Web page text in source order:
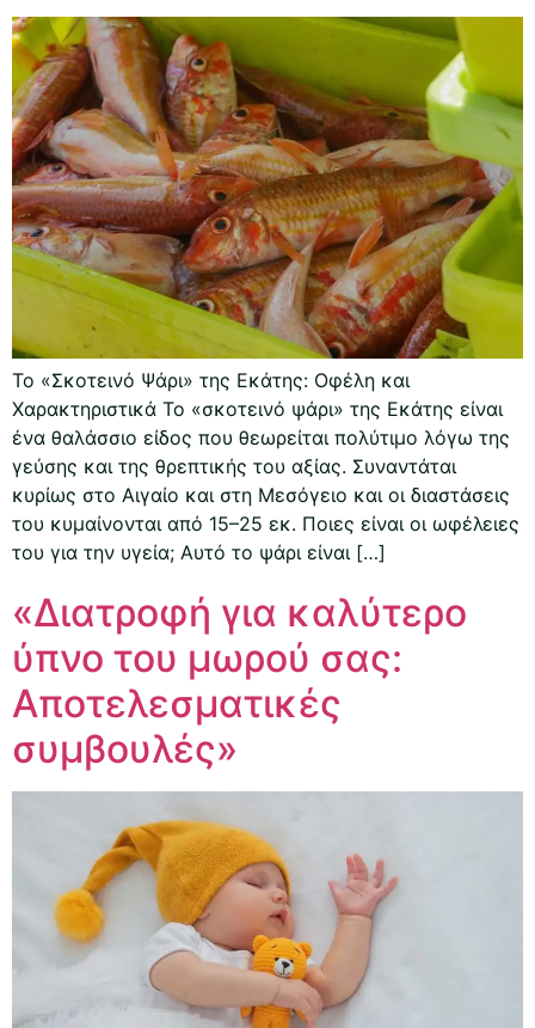
Το «Σκοτεινό Ψάρι» της Εκάτης: Οφέλη και
Χαρακτηριστικά Το «σκοτεινό ψάρι» της Εκάτης είναι
ένα θαλάσσιο είδος που θεωρείται πολύτιμο λόγω της
γεύσης και της θρεπτικής του αξίας. Συναντάται
κυρίως στο Αιγαίο και στη Μεσόγειο και οι διαστάσεις
του κυμαίνονται από 15–25 εκ. Ποιες είναι οι ωφέλειες
του για την υγεία; Αυτό το ψάρι είναι […]
«Διατροφή για καλύτερο
ύπνο του μωρού σας:
Αποτελεσματικές
συμβουλές»